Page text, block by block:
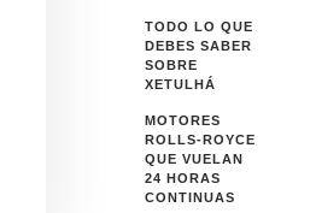
TODO LO QUE
DEBES SABER
SOBRE
XETULHÁ
MOTORES
ROLLS-ROYCE
QUE VUELAN
24 HORAS
CONTINUAS